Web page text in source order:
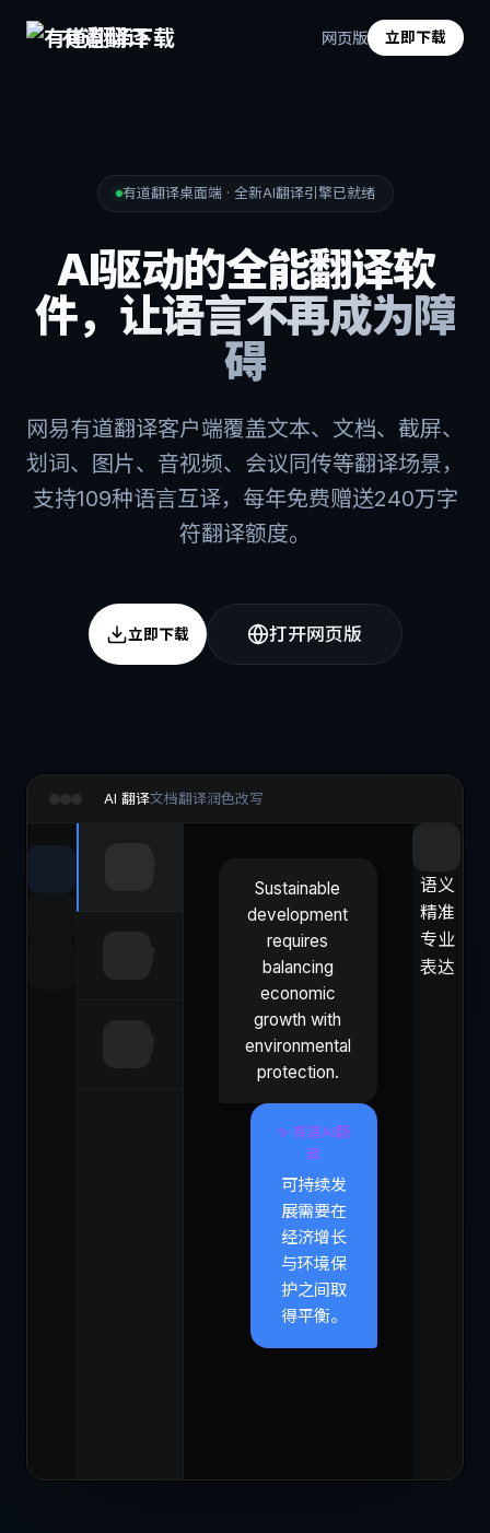
有道翻译 网页版 立即下载
有道翻译桌面端 · 全新AI翻译引擎已就绪
AI驱动的全能翻译软
件， 让语言不再成为障
碍
网易有道翻译客户端覆盖文本、文档、截屏、
划词、图片、音视频、会议同传等翻译场景，
支持109种语言互译，每年免费赠送240万字
符翻译额度。
立即下载 打开网页版
AI 翻译文档翻译润色改写
Sustainable
development
requires
balancing
economic
growth with
environmental
protection.
✨ 有道AI翻
译
可持续发
展需要在
经济增长
与环境保
护之间取
得平衡。
语义
精准
专业
表达